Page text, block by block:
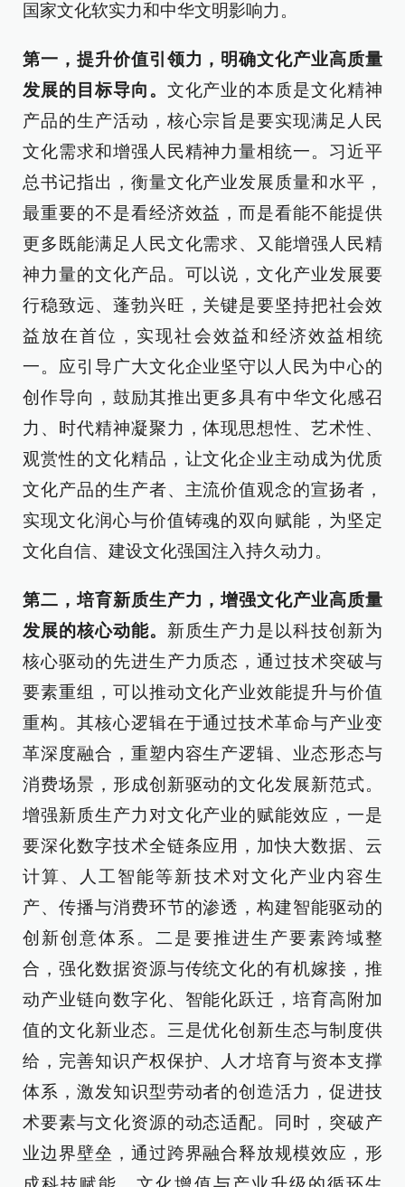
国家文化软实力和中华文明影响力。
第一，提升价值引领力，明确文化产业高质量
发展的目标导向。 文化产业的本质是文化精神
产品的生产活动，核心宗旨是要实现满足人民
文化需求和增强人民精神力量相统一。习近平
总书记指出，衡量文化产业发展质量和水平，
最重要的不是看经济效益，而是看能不能提供
更多既能满足人民文化需求、又能增强人民精
神力量的文化产品。可以说，文化产业发展要
行稳致远、蓬勃兴旺，关键是要坚持把社会效
益放在首位，实现社会效益和经济效益相统
一。应引导广大文化企业坚守以人民为中心的
创作导向，鼓励其推出更多具有中华文化感召
力、时代精神凝聚力，体现思想性、艺术性、
观赏性的文化精品，让文化企业主动成为优质
文化产品的生产者、主流价值观念的宣扬者，
实现文化润心与价值铸魂的双向赋能，为坚定
文化自信、建设文化强国注入持久动力。
第二，培育新质生产力，增强文化产业高质量
发展的核心动能。 新质生产力是以科技创新为
核心驱动的先进生产力质态，通过技术突破与
要素重组，可以推动文化产业效能提升与价值
重构。其核心逻辑在于通过技术革命与产业变
革深度融合，重塑内容生产逻辑、业态形态与
消费场景，形成创新驱动的文化发展新范式。
增强新质生产力对文化产业的赋能效应，一是
要深化数字技术全链条应用，加快大数据、云
计算、人工智能等新技术对文化产业内容生
产、传播与消费环节的渗透，构建智能驱动的
创新创意体系。二是要推进生产要素跨域整
合，强化数据资源与传统文化的有机嫁接，推
动产业链向数字化、智能化跃迁，培育高附加
值的文化新业态。三是优化创新生态与制度供
给，完善知识产权保护、人才培育与资本支撑
体系，激发知识型劳动者的创造活力，促进技
术要素与文化资源的动态适配。同时，突破产
业边界壁垒，通过跨界融合释放规模效应，形